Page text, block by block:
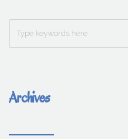
Archives